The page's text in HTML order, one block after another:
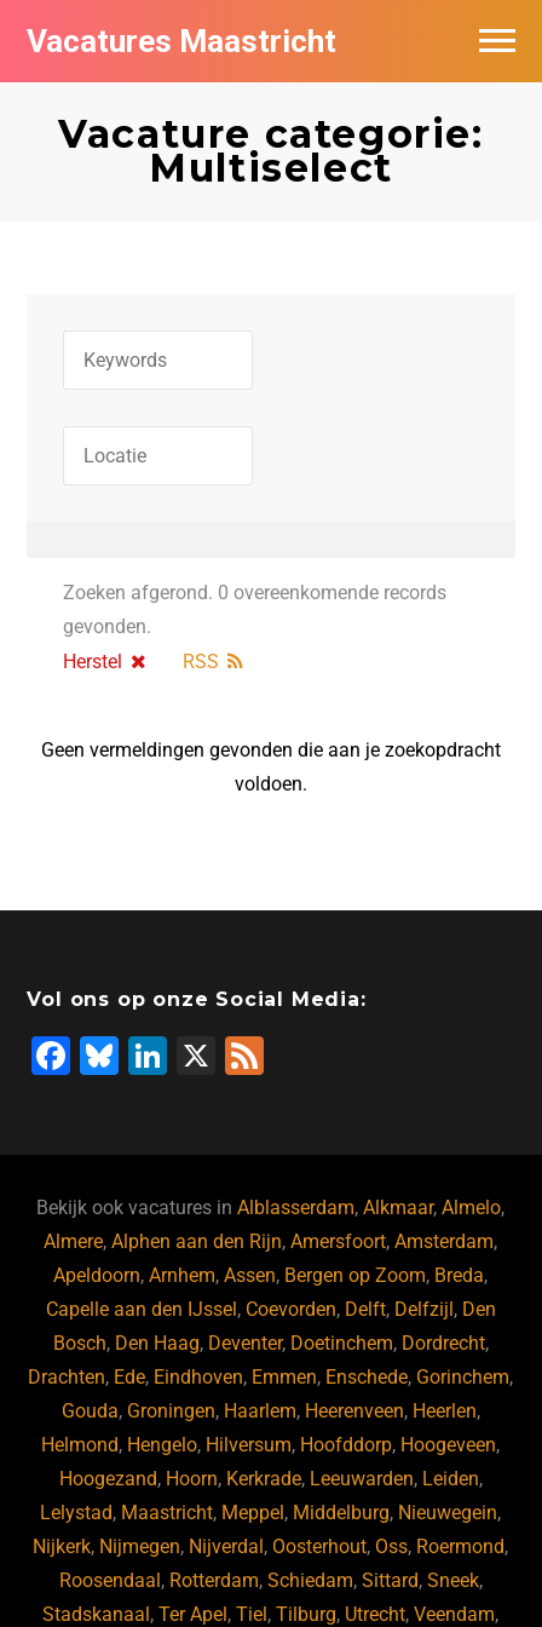
Vacatures Maastricht
Vacature categorie:
Multiselect
Zoeken afgerond. 0 overeenkomende records
gevonden.
Herstel
RSS
Geen vermeldingen gevonden die aan je zoekopdracht
voldoen.
Vol ons op onze Social Media:
F
b
o
o
k
Bl
ky
Li
dI
n
X
Bekijk ook vacatures inAlblasserdam,Alkmaar,Almelo,
Almere,Alphen aan den Rijn,Amersfoort,Amsterdam,
Apeldoorn,Arnhem,Assen, Bergen op Zoom, Breda,
Capelle aan den IJssel , Coevorden, Delft, Delfzijl , Den
Bosch, Den Haag, Deventer, Doetinchem, Dordrecht,
Drachten, Ede, Eindhoven, Emmen, Enschede, Gorinchem,
Gouda, Groningen, Haarlem, Heerenveen, Heerlen,
Helmond, Hengelo, Hilversum, Hoofddorp, Hoogeveen,
Hoogezand, Hoorn, Kerkrade, Leeuwarden, Leiden,
Lelystad, Maastricht, Meppel , Middelburg, Nieuwegein,
Nijkerk, Nijmegen, Nijverdal , Oosterhout, Oss, Roermond,
Roosendaal , Rotterdam, Schiedam, Sittard, Sneek,
Stadskanaal ,Ter Apel ,Tiel ,Tilburg, Utrecht,Veendam,
Vacatures per bedrijf in Maastricht
De populairste vacatures in Maastricht